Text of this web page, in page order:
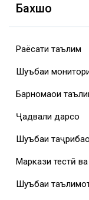
Бахшҳо
Раёсати таълим
Шуъбаи
Барномаҳои
Ҷадвали дарсҳо
Шуъбаи
Маркази тестӣ
Шуъбаи